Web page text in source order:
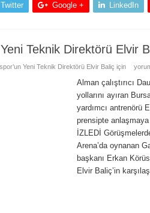
Twitter Google + LinkedIn
Teknik Direktörü Elvir
Yeni Teknik Direktörü Elvir Baliç için
Alman çalıştırıcı
yollarını ayıran
yardımcı antrenörü
prensipte anlaşmaya
İZLEDİ
Arena’da oynanan
başkanı Erkan
Elvir Baliç’in